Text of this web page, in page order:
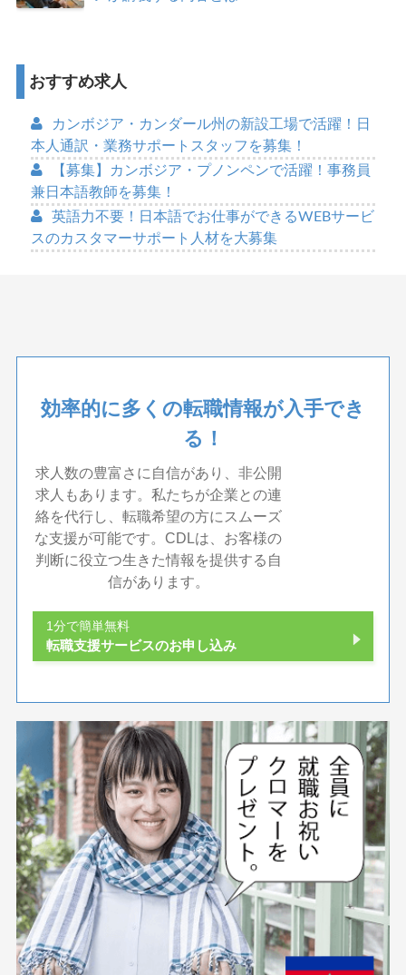
おすすめ求人
カンボジア・カンダール州の新設工場で活躍！日
本人通訳・業務サポートスタッフを募集！
【募集】カンボジア・プノンペンで活躍！事務員
兼日本語教師を募集！
英語力不要！日本語でお仕事ができるWEBサービ
スのカスタマーサポート人材を大募集
効率的に多くの転職情報が入手でき
る！
求人数の豊富さに自信があり、非公開
求人もあります。私たちが企業との連
絡を代行し、転職希望の方にスムーズ
な支援が可能です。CDLは、お客様の
判断に役立つ生きた情報を提供する自
信があります。
1分で簡単無料
転職支援サービスのお申し込み